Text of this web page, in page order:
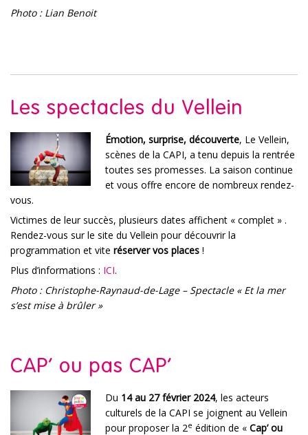
Photo : Lian Benoit
Les spectacles du Vellein
Émotion, surprise, découverte, Le Vellein,
scènes de la CAPI, a tenu depuis la rentrée
toutes ses promesses. La saison continue
et vous offre encore de nombreux rendez-
vous.
Victimes de leur succès, plusieurs dates affichent « complet » .
Rendez-vous sur le site du Vellein pour découvrir la
programmation et vite réserver vos places !
Plus d’informations : ICI.
Photo : Christophe-Raynaud-de-Lage – Spectacle « Et la mer
s’est mise à brûler »
CAP’ ou pas CAP’
Du 14 au 27 février 2024, les acteurs
culturels de la CAPI se joignent au Vellein
pour proposer la 2e édition de «Cap’ ou